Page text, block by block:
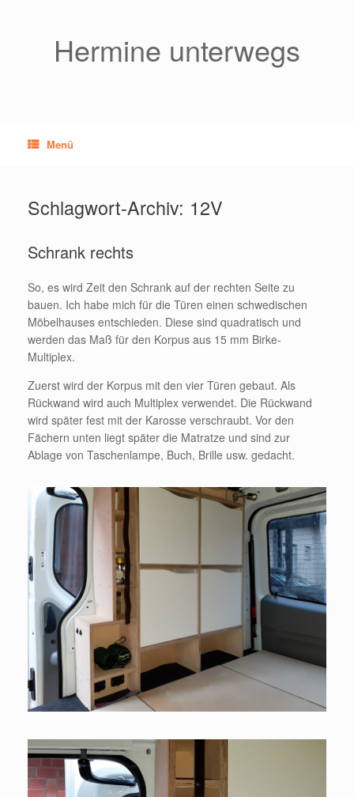
Hermine unterwegs
Menü
Schlagwort-Archiv: 12V
Schrank rechts
So, es wird Zeit den Schrank auf der rechten Seite zu
bauen. Ich habe mich für die Türen einen schwedischen
Möbelhauses entschieden. Diese sind quadratisch und
werden das Maß für den Korpus aus 15 mm Birke-
Multiplex.
Zuerst wird der Korpus mit den vier Türen gebaut. Als
Rückwand wird auch Multiplex verwendet. Die Rückwand
wird später fest mit der Karosse verschraubt. Vor den
Fächern unten liegt später die Matratze und sind zur
Ablage von Taschenlampe, Buch, Brille usw. gedacht.